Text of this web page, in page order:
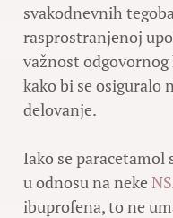
svakodnevnih
rasprostranjenoj
važnost
kako bi se osiguralo
delovanje.
Iako se
u odnosu na neke
ibuprofena, to ne